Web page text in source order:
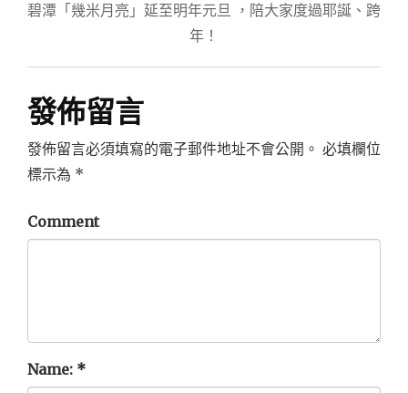
碧潭「幾米月亮」延至明年元旦 ，陪大家度過耶誕、跨
年！
發佈留言
發佈留言必須填寫的電子郵件地址不會公開。 必填欄位
標示為 *
Comment
Name: *